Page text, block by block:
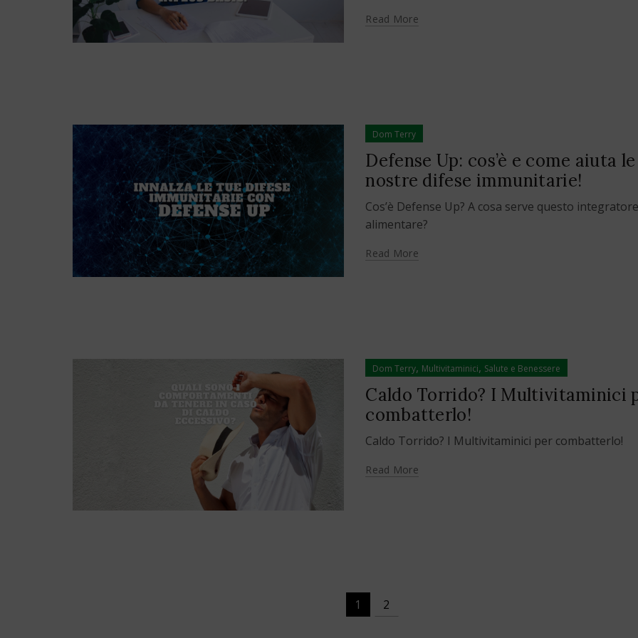
Read More
Dom Terry
Defense Up: cos’è e come aiuta le
nostre difese immunitarie!
Cos’è Defense Up? A cosa serve questo
alimentare?
Read More
Dom Terry, Multivitaminici, Salute e Benessere
Caldo Torrido? I Multivitaminici
combatterlo!
Caldo Torrido? I Multivitaminici per combatterlo!
Read More
1 2